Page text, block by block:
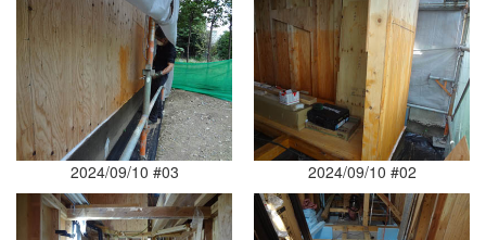
2024/09/10 #03 2024/09/10 #02